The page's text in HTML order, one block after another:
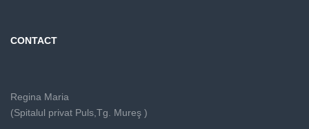
CONTACT
Regina Maria
(Spitalul privat Puls,Tg. Mureş )